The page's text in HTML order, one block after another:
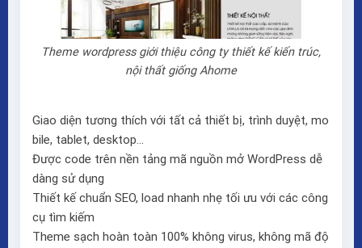
Theme wordpress giới thiệu công ty thiết kế kiến trúc,
nội thất giống Ahome
Giao diện tương thích với tất cả thiết bị, trình duyệt, mo
bile, tablet, desktop…
Được code trên nền tảng mã nguồn mở WordPress dễ
dàng sử dụng
Thiết kế chuẩn SEO, load nhanh nhẹ tối ưu với các công
cụ tìm kiếm
Theme sạch hoàn toàn 100% không virus, không mã độ